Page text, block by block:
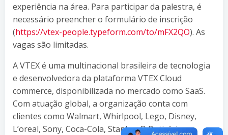
experiência na área. Para participar da palestra, é
necessário preencher o formulário de inscrição
(https://vtex-people.typeform.com/to/mFX2QO). As
vagas são limitadas.
A VTEX é uma multinacional brasileira de tecnologia
e desenvolvedora da plataforma VTEX Cloud
commerce, disponibilizada no mercado como SaaS.
Com atuação global, a organização conta com
clientes como Walmart, Whirlpool, Lego, Disney,
L’oreal, Sony, Coca-Cola, Staples, O Boticário,